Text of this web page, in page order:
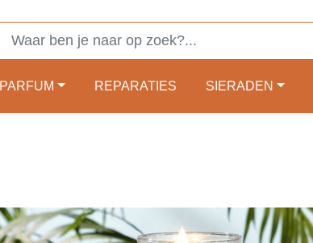
PARFUM REPARATIES SIERADEN